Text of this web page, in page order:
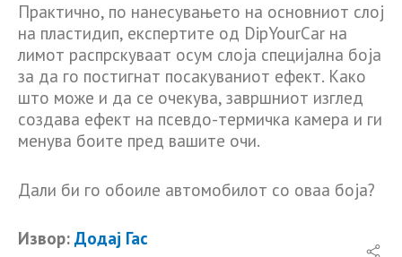
Практично, по нанесувањето на основниот слој
на пластидип, експертите од DipYourCar на
лимот распрскуваат осум слоја специјална боја
за да го постигнат посакуваниот ефект. Како
што може и да се очекува, завршниот изглед
создава ефект на псевдо-термичка камера и ги
менува боите пред вашите очи.
Дали би го обоиле автомобилот со оваа боја?
Извор: Додај Гас